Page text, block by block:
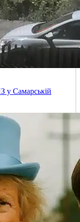
у Самарській